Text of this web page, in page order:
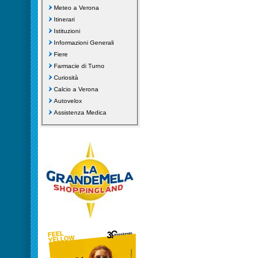
Meteo a Verona
Itinerari
Istituzioni
Informazioni Generali
Fiere
Farmacie di Turno
Curiosità
Calcio a Verona
Autovelox
Assistenza Medica